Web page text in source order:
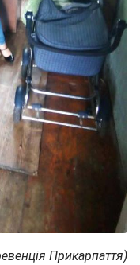
Прикарпаття)